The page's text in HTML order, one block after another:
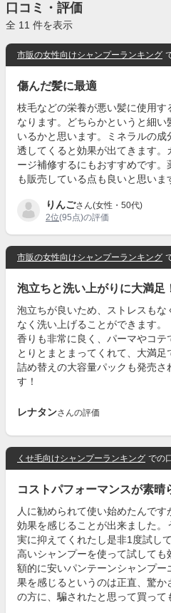
口コミ・評価
全 11 件を表示
市販の女性向けシャンプーランキング
傷んだ髪に最適
枝毛などの栄養が悪い髪に使用す
なります。どちらかというと細
いるかと思います。ミネラルの
透してくると効果が出てきます。
ージ補修するにもおすすめです
も販売している点も良いと思いま
りんごさん(女性・50代)
2位(95点)の評価
市販の女性向けシャンプーランキング
泡立ちと洗い上がりに大満足
泡立ちが良いため、ストレスもな
なく洗い上げることができます。
香りも非常に良く、パーマやコテ
とりとまとまってくれて、大満足
詰め替えの大容量パックも発売
す！
レナタンさんの評価
くせ毛向けシャンプーランキング での
コストパフォーマンスが素晴
人に勧められて使い始めたんで
効果を感じることが出来ました
実に抑えてくれたし是非1度試し
高いシャンプーを使って試して
額的に安いパンテーンシャンプ
果を感じるというのは正直、驚
の方に、騙されたと思って買って